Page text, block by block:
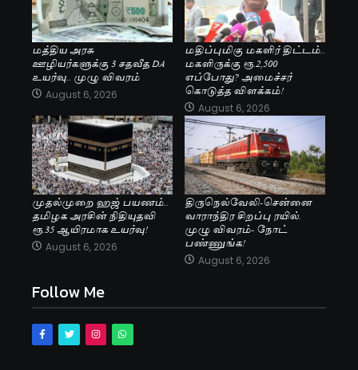
மத்திய அரசு
ஊழியர்களுக்கு 3 சதவீத DA
உயர்வு.. முழு விவரம்
August 6, 2026
மதிப்புமிகு மகளிர் திட்டம்..
மகளிருக்கு ரூ.2,500
எப்போது? அமைச்சர்
கொடுத்த விளக்கம்!
August 6, 2026
முதல்முறை ஹஜ் பயணம்..
தமிழக அரசின் நிதியுதவி
ரூ.35 ஆயிரமாக உயர்வு!
August 6, 2026
திருநெல்வேலி-சென்னை
வாராந்திர சிறப்பு ரயில்.
முழு விவரம்- நோட்
பண்ணுங்க!
August 6, 2026
Follow Me